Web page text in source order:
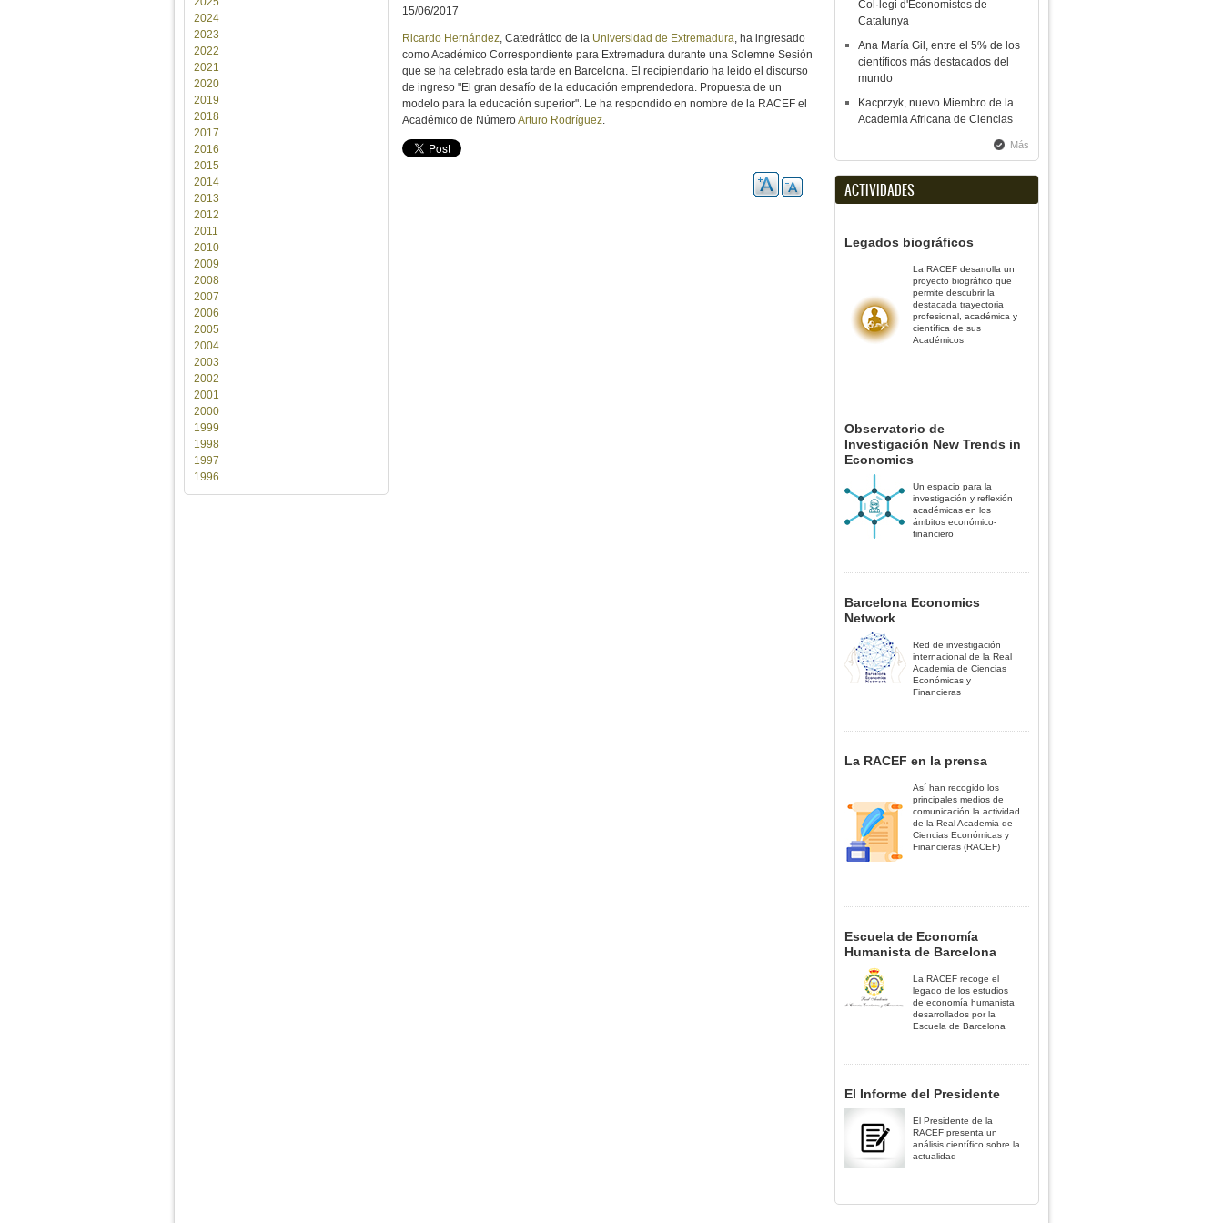
15/06/2017
Ricardo Hernández , Catedrático de la Universidad de Extremadura , ha ingresado
como Académico Correspondiente para Extremadura durante una Solemne Sesión
que se ha celebrado esta tarde en Barcelona. El recipiendario ha leído el discurso
de ingreso "El gran desafío de la educación emprendedora. Propuesta de un
modelo para la educación superior". Le ha respondido en nombre de la RACEF el
Académico de NúmeroArturo Rodríguez
2024
2023
2022
2021
2020
2019
2018
2017
2016
2015
2014
2013
2012
2011
2010
2009
2008
2007
2006
2005
2004
2003
2002
2001
2000
1999
1998
1997
1996
Col·legi d'Economistes de
Catalunya
Ana María Gil, entre el 5% de los
científicos más destacados del
mundo
Kacprzyk, nuevo Miembro de la
Academia Africana de Ciencias
Más
ACTIVIDADES
Legados biográficos
La RACEF desarrolla un
proyecto biográfico que
permite descubrir la
destacada trayectoria
profesional, académica y
científica de sus
Académicos
Observatorio de
Investigación New Trends in
Economics
Un espacio para la
investigación y reflexión
académicas en los
ámbitos económico-
financiero
Barcelona Economics
Network
Red de investigación
internacional de la Real
Academia de Ciencias
Económicas y
Financieras
La RACEF en la prensa
Así han recogido los
principales medios de
comunicación la actividad
de la Real Academia de
Ciencias Económicas y
Financieras (RACEF)
Escuela de Economía
Humanista de Barcelona
La RACEF recoge el
legado de los estudios
de economía humanista
desarrollados por la
Escuela de Barcelona
El Informe del Presidente
El Presidente de la
RACEF presenta un
análisis científico sobre la
actualidad